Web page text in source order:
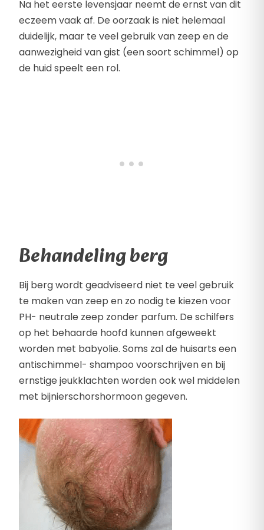
Na het eerste levensjaar neemt de ernst van dit
eczeem vaak af. De oorzaak is niet helemaal
duidelijk, maar te veel gebruik van zeep en de
aanwezigheid van gist (een soort schimmel) op
de huid speelt een rol.
Behandeling berg
Bij berg wordt geadviseerd niet te veel gebruik
te maken van zeep en zo nodig te kiezen voor
PH- neutrale zeep zonder parfum. De schilfers
op het behaarde hoofd kunnen afgeweekt
worden met babyolie. Soms zal de huisarts een
antischimmel- shampoo voorschrijven en bij
ernstige jeukklachten worden ook wel middelen
met bijnierschorshormoon gegeven.